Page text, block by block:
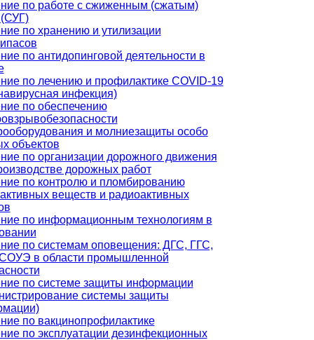
по работе с сжиженным (сжатым)
по хранению и утилизации
по антидопинговой деятельности в
по лечению и профилактике COVID-19
инфекция)
по обеспечению
и молниезащиты особо
объектов
по организации дорожного движения
дорожных работ
по контролю и пломбированию
веществ и радиоактивных
по информационным технологиям в
по системам оповещения: ДГС, ГГС,
в области промышленной
по системе защиты информации
системы защиты
по вакцинопрофилактике
по эксплуатации дезинфекционных